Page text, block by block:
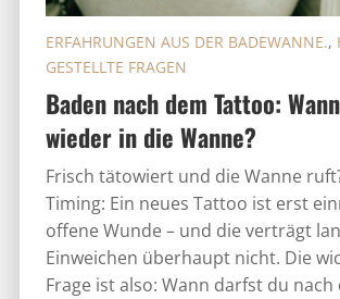
Baden nach dem Tattoo:
wieder in die Wanne?
ERFAHRUNGEN AUS DER BADEWANNE.,
GESTELLTE FRAGEN
Frisch tätowiert und die Wanne
Timing: Ein neues Tattoo ist erst
offene Wunde – und die verträgt
Einweichen überhaupt nicht. Die
Frage ist also: Wann darfst du